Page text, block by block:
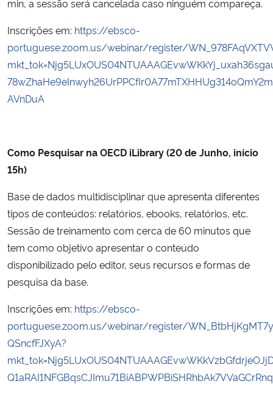
min, a sessão será cancelada caso ninguém compareça.
Inscrições em: https://ebsco-
portuguese.zoom.us/webinar/register/
AVnDuA
Como Pesquisar na OECD iLibrary (20 de Junho, início
15h)
Base de dados multidisciplinar que apresenta diferentes
tipos de conteúdos: relatórios, ebooks, relatórios, etc.
Sessão de treinamento com cerca de 60 minutos que
tem como objetivo apresentar o conteúdo
disponibilizado pelo editor, seus recursos e formas de
pesquisa da base.
Inscrições em: https://ebsco-
portuguese.zoom.us/webinar/register/
QSncfFJXyA?